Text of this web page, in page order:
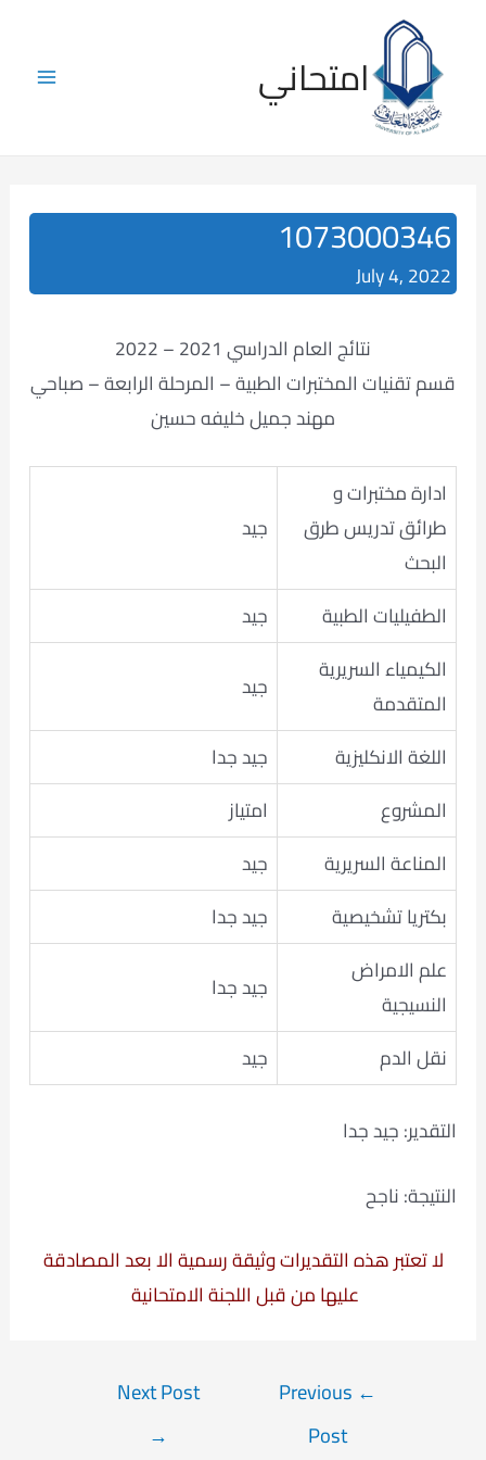
content
Main
امتحاني
1073000346
July 4, 2022
نتائج العام الدراسي 2021 – 2022
قسم تقنيات المختبرات الطبية – المرحلة الرابعة – صباحي
مهند جميل خليفه حسين
ادارة مختبرات و
طرائق تدريس طرق
البحث
جيد
الطفيليات الطبية
جيد
الكيمياء السريرية
المتقدمة
جيد
اللغة الانكليزية
جيد جدا
المشروع
امتياز
المناعة السريرية
جيد
بكتريا تشخيصية
جيد جدا
علم الامراض
النسيجية
جيد جدا
نقل الدم
جيد
التقدير: جيد جدا
النتيجة: ناجح
لا تعتبر هذه التقديرات وثيقة رسمية الا بعد المصادقة
عليها من قبل اللجنة الامتحانية
←
Previous
Post
Next Post
→